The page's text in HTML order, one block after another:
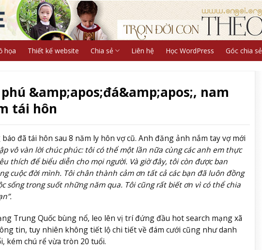
họa Thiết kế website Chia sẻ Liên hệ Học WordPress Góc chia sẻ
&amp;apos;đá&amp;apos;, nam
tái hôn
đã tái hôn sau 8 năm ly hôn vợ cũ. Anh đăng ảnh nắm tay vợ mới
vô vàn lời chúc phúc: tôi có thể một lần nữa cùng các anh em thực
thích để biểu diễn cho mọi người. Và giờ đây, tôi còn được ban
cuộc đời mình. Tôi chân thành cảm ơn tất cả các bạn đã luôn đồng
sống trong suốt những năm qua. Tôi cũng rất biết ơn vì có thể chia
Trung Quốc bùng nổ, leo lên vị trí đứng đầu hot search mạng xã
tin, tuy nhiên không tiết lộ chi tiết về đám cưới cũng như danh
kém chú rể vừa tròn 20 tuổi.